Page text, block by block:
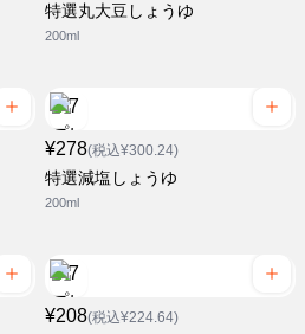
特選丸大豆しょうゆ
200ml
¥278(税込¥300.24)
特選減塩しょうゆ
200ml
¥208(税込¥224.64)